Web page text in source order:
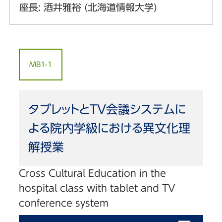
座長: 酒井雅裕 (北海道情報大学)
MB1-1
タブレットとTV会議システムに
よる院内学級における異文化理
解授業
Cross Cultural Education in the
hospital class with tablet and TV
conference system